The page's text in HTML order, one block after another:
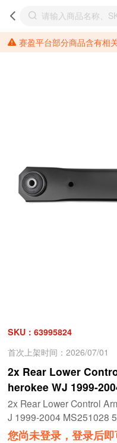
赛盈平台部分商品含有相关成分元素，请各位分销商需提前了解产品材质情况，并针对其做好相关的风险把控，以免造成不必要的损失。 *美国加州65法案进一步规定了对于仅包含致癌物质，仅包含致生殖毒性物质，同时包含致癌物质和致生殖毒性物质，亦或是包含某一物质即为致癌物质又为致生殖毒性物质的产品的警示标语要求。 *新法案提供的警示标语修订并不是强制实施的，其只是避免昂贵诉讼的一种有效的方法。只要企业在保证其使用的另外的警
SKU：63995824
首次上架时间：2026/07/01
2x Rear Lower
herokee WJ 1999-
2x Rear Lower Control
J 1999-2004 MS251028
您尚未登录，登录后